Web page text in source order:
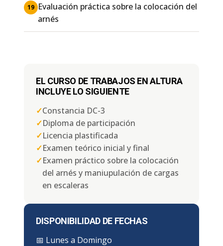
19 Evaluación práctica sobre la colocación del
arnés
EL CURSO DE TRABAJOS EN ALTURA
INCLUYE LO SIGUIENTE
✓Constancia DC-3
✓Diploma de participación
✓Licencia plastificada
✓Examen teórico inicial y final
✓Examen práctico sobre la colocación
del arnés y maniupulación de cargas
en escaleras
DISPONIBILIDAD DE FECHAS
📅 Lunes a Domingo